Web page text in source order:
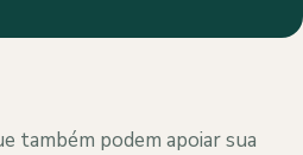
também podem apoiar sua